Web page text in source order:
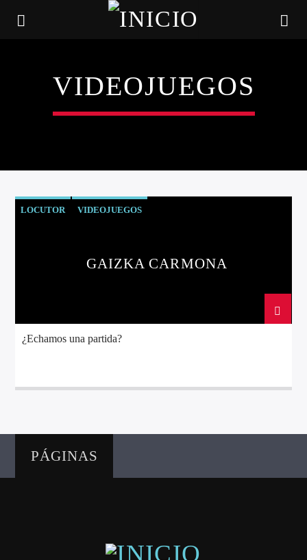
CANCIÓN ACTUAL
VIDEOJUEGOS
LOCUTOR VIDEOJUEGOS
GAIZKA CARMONA
¿Echamos una partida?
PÁGINAS